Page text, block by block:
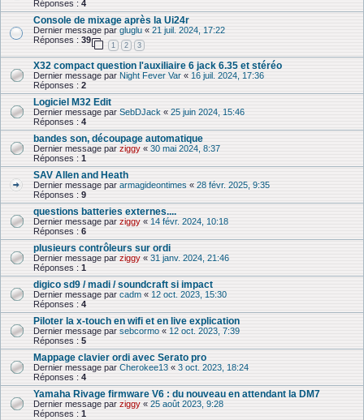
Réponses : 4
Console de mixage après la Ui24r
Dernier message par gluglu « 21 juil. 2024, 17:22
Réponses : 39
1 2 3
X32 compact question l'auxiliaire 6 jack 6.35 et stéréo
Dernier message par Night Fever Var « 16 juil. 2024, 17:36
Réponses : 2
Logiciel M32 Edit
Dernier message par SebDJack « 25 juin 2024, 15:46
Réponses : 4
bandes son, découpage automatique
Dernier message par ziggy « 30 mai 2024, 8:37
Réponses : 1
SAV Allen and Heath
Dernier message par armagideontimes « 28 févr. 2025, 9:35
Réponses : 9
questions batteries externes....
Dernier message par ziggy « 14 févr. 2024, 10:18
Réponses : 6
plusieurs contrôleurs sur ordi
Dernier message par ziggy « 31 janv. 2024, 21:46
Réponses : 1
digico sd9 / madi / soundcraft si impact
Dernier message par cadm « 12 oct. 2023, 15:30
Réponses : 4
Piloter la x-touch en wifi et en live explication
Dernier message par sebcormo « 12 oct. 2023, 7:39
Réponses : 5
Mappage clavier ordi avec Serato pro
Dernier message par Cherokee13 « 3 oct. 2023, 18:24
Réponses : 4
Yamaha Rivage firmware V6 : du nouveau en attendant la DM7
Dernier message par ziggy « 25 août 2023, 9:28
Réponses : 1